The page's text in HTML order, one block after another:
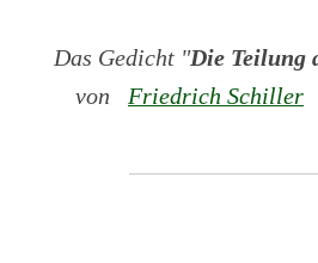
Das Gedicht "Die Teilung
von
Friedrich Schiller